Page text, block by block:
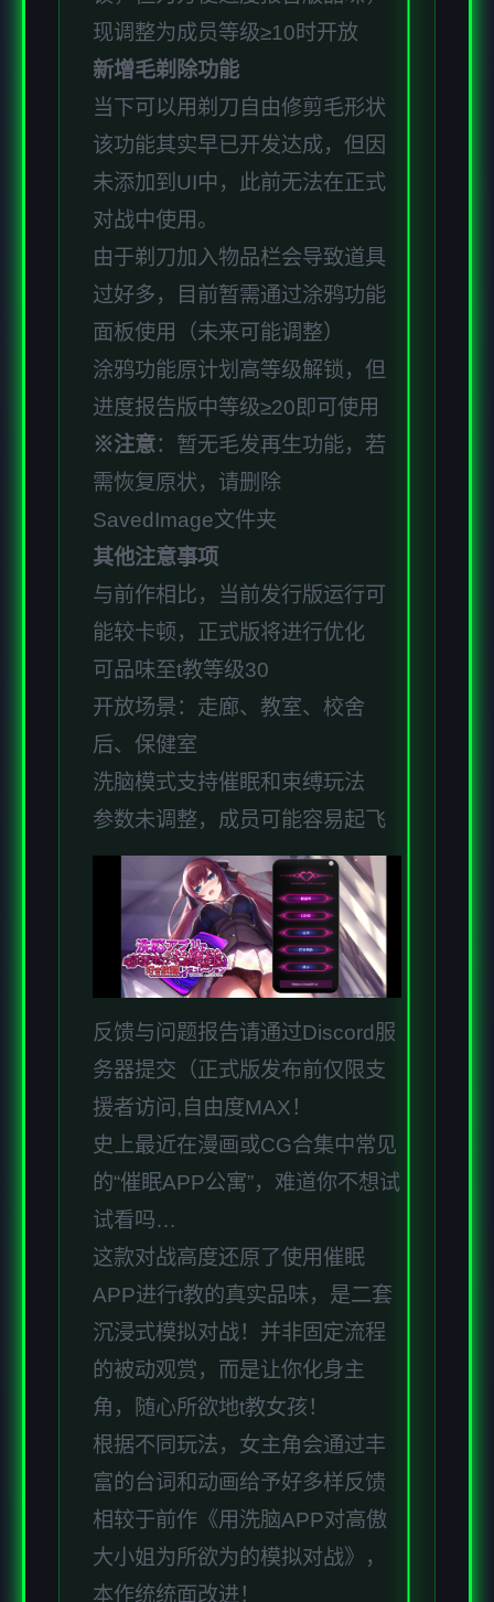
现调整为成员等级≥10时开放
新增毛剃除功能
当下可以用剃刀自由修剪毛形状
该功能其实早已开发达成，但因
未添加到UI中，此前无法在正式
对战中使用。
由于剃刀加入物品栏会导致道具
过好多，目前暂需通过涂鸦功能
面板使用（未来可能调整）
涂鸦功能原计划高等级解锁，但
进度报告版中等级≥20即可使用
※注意：暂无毛发再生功能，若
需恢复原状，请删除
SavedImage文件夹
其他注意事项
与前作相比，当前发行版运行可
能较卡顿，正式版将进行优化
可品味至t教等级30
开放场景：走廊、教室、校舍
后、保健室
洗脑模式支持催眠和束缚玩法
参数未调整，成员可能容易起飞
反馈与问题报告请通过Discord服
务器提交（正式版发布前仅限支
援者访问,自由度MAX！
史上最近在漫画或CG合集中常见
的“催眠APP公寓”，难道你不想试
试看吗…
这款对战高度还原了使用催眠
APP进行t教的真实品味，是二套
沉浸式模拟对战！并非固定流程
的被动观赏，而是让你化身主
角，随心所欲地t教女孩！
根据不同玩法，女主角会通过丰
富的台词和动画给予好多样反馈
相较于前作《用洗脑APP对高傲
大小姐为所欲为的模拟对战》，
本作统统面改进！